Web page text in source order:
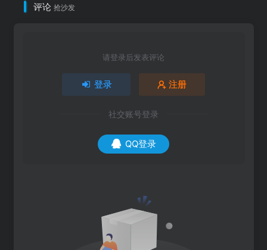
评论 抢沙发
请登录后发表评论
登录 注册
社交账号登录
QQ登录